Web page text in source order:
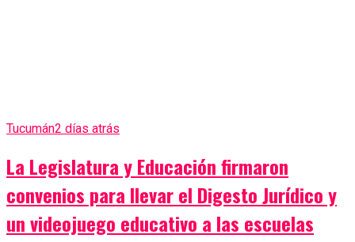
Tucumán2 días atrás
La Legislatura y Educación firmaron
convenios para llevar el Digesto Jurídico y
un videojuego educativo a las escuelas